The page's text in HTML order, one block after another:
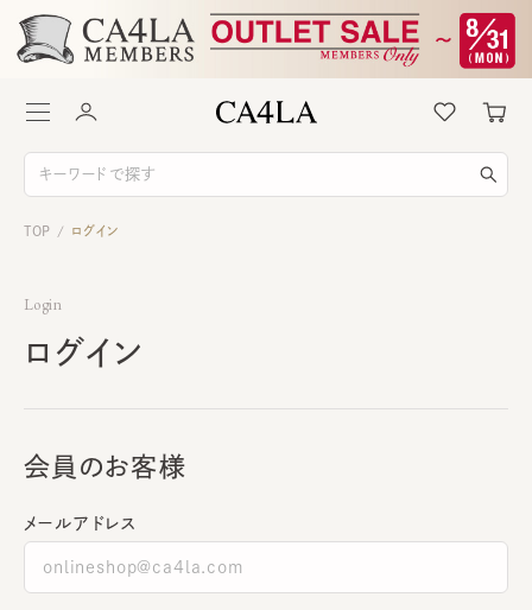
TOP / ログイン
Login
ログイン
会員のお客様
メールアドレス